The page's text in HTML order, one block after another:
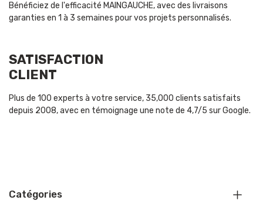
Bénéficiez de l'efficacité MAINGAUCHE, avec des livraisons
garanties en 1 à 3 semaines pour vos projets personnalisés.
SATISFACTION
CLIENT
Plus de 100 experts à votre service, 35,000 clients satisfaits
depuis 2008, avec en témoignage une note de 4,7/5 sur Google.
Catégories